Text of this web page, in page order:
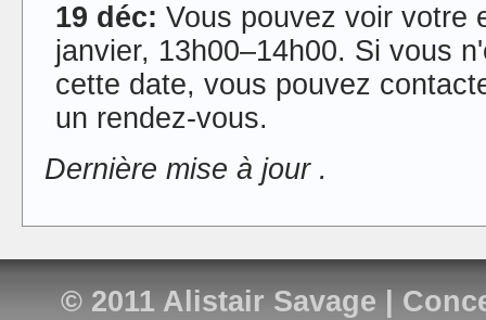
19 déc: Vous pouvez voir votre
janvier, 13h00–14h00. Si vous
cette date, vous pouvez
un rendez-vous.
Dernière mise à jour .
© 2011 Alistair Savage |